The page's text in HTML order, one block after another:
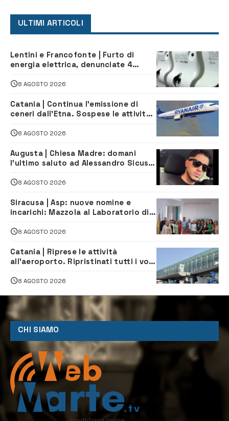
ULTIMI ARTICOLI
Lentini e Francofonte | Furto di
energia elettrica, denunciate 4
8 AGOSTO 2026
Catania | Continua l’emissione di
ceneri dall’Etna. Sospese le attività
8 AGOSTO 2026
Augusta | Chiesa Madre: domani
l’ultimo saluto ad Alessandro Sicuso,
8 AGOSTO 2026
Siracusa | Asp: nuove nomine e
incarichi: Mazzola al Laboratorio di
Servizio Legale
8 AGOSTO 2026
Catania | Riprese le attività
all’aeroporto. Ripristinati tutti i voli
8 AGOSTO 2026
CHI SIAMO